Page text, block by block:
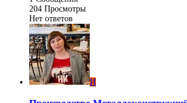
204 Просмотры
Нет ответов
И